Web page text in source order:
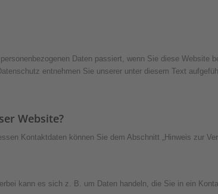
Daten passiert, wenn Sie diese
entnehmen Sie unserer unter diesem Text
Website?
Kontaktdaten können Sie dem Abschnitt „Hinweis zur
kann es sich z. B. um Daten handeln, die Sie in ein